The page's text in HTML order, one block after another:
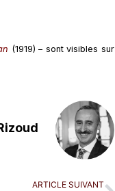
(1919) – sont visibles sur
ARTICLE SUIVANT